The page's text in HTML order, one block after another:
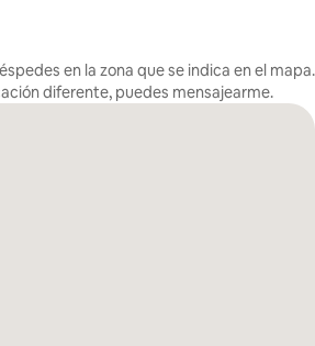
en la zona que se indica en el mapa.
diferente, puedes mensajearme.